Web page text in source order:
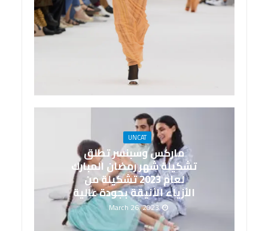
UNCAT
ماركس وسبنسر تطلق
تشكيلة شهر رمضان المبارك
لعام 2023 تشكيلة من
الأزياء الأنيقة بجودة عالية
March 26, 2023